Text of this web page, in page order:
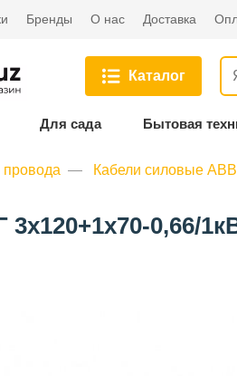
Бренды О нас Доставка
Каталог
Для сада Бытовая
провода Кабели силовые
0,66/